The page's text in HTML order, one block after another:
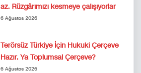
az. Rüzgârımızı kesmeye çalışıyorlar
6 Ağustos 2026
Terörsüz Türkiye İçin Hukuki Çerçeve
Hazır. Ya Toplumsal Çerçeve?
6 Ağustos 2026